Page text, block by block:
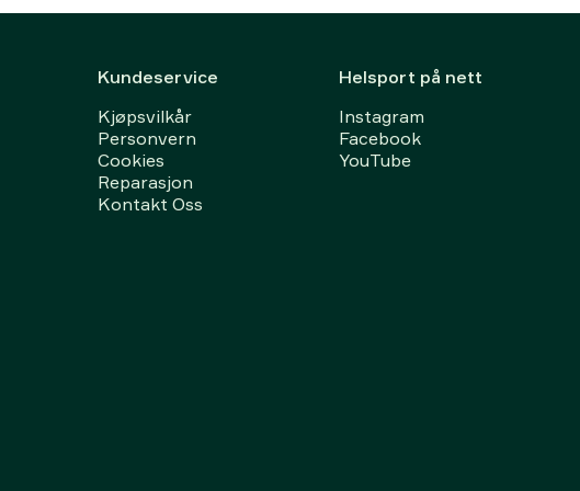
Kundeservice
Kjøpsvilkår
Personvern
Cookies
Reparasjon
Kontakt Oss
Helsport på nett
Instagram
Facebook
YouTube